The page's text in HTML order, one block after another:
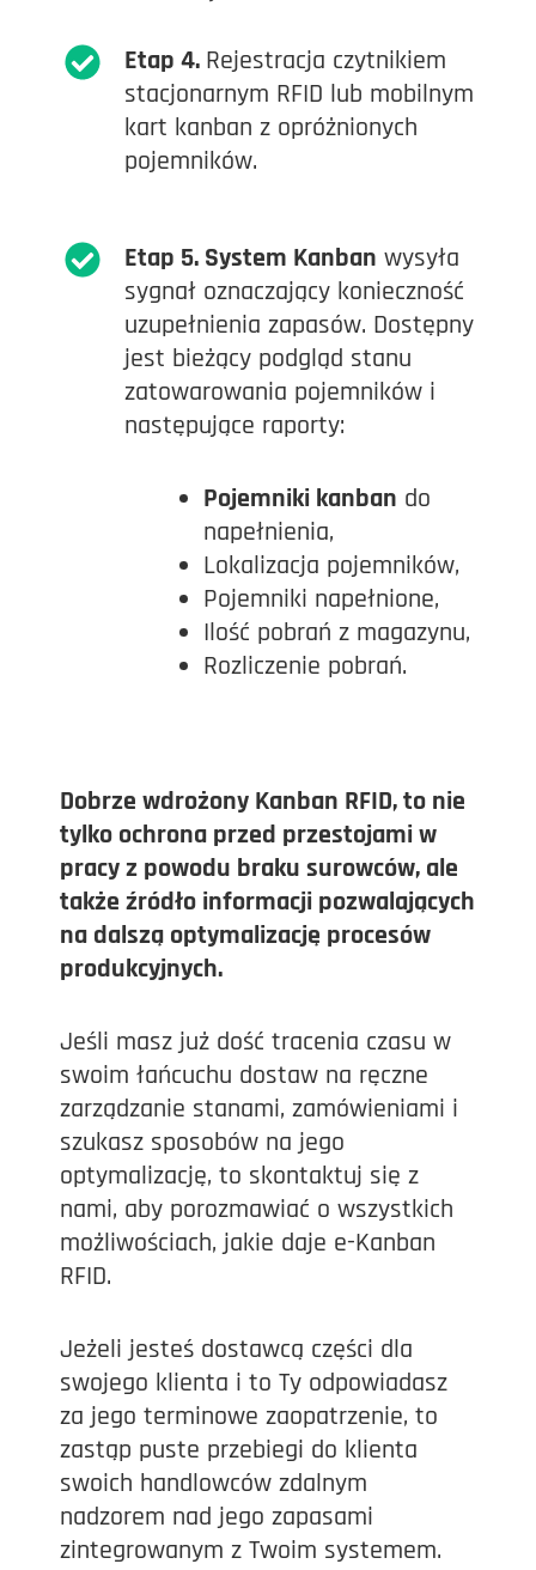
Etap 4. Rejestracja czytnikiem
stacjonarnym RFID lub mobilnym
kart kanban z opróżnionych
pojemników.
Etap 5. System Kanban wysyła
sygnał oznaczający konieczność
uzupełnienia zapasów. Dostępny
jest bieżący podgląd stanu
zatowarowania pojemników i
następujące raporty:
Pojemniki kanban do
napełnienia,
Lokalizacja pojemników,
Pojemniki napełnione,
Ilość pobrań z magazynu,
Rozliczenie pobrań.
Dobrze wdrożony Kanban RFID, to nie
tylko ochrona przed przestojami w
pracy z powodu braku surowców, ale
także źródło informacji pozwalających
na dalszą optymalizację procesów
produkcyjnych.
Jeśli masz już dość tracenia czasu w
swoim łańcuchu dostaw na ręczne
zarządzanie stanami, zamówieniami i
szukasz sposobów na jego
optymalizację, to skontaktuj się z
nami, aby porozmawiać o wszystkich
możliwościach, jakie daje e-Kanban
RFID.
Jeżeli jesteś dostawcą części dla
swojego klienta i to Ty odpowiadasz
za jego terminowe zaopatrzenie, to
zastąp puste przebiegi do klienta
swoich handlowców zdalnym
nadzorem nad jego zapasami
zintegrowanym z Twoim systemem.